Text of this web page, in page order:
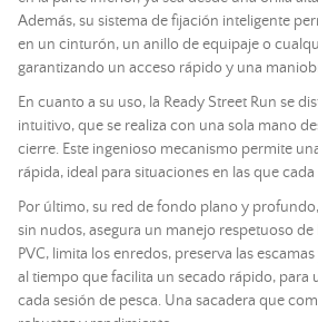
Además, su sistema de fijación inteligente
en un cinturón, un anillo de equipaje o
garantizando un acceso rápido y una
En cuanto a su uso, la Ready Street Run se
intuitivo, que se realiza con una sola mano
cierre. Este ingenioso mecanismo permite
rápida, ideal para situaciones en las que
Por último, su red de fondo plano y
sin nudos, asegura un manejo respetuoso
PVC, limita los enredos, preserva las
al tiempo que facilita un secado rápido, para
cada sesión de pesca. Una sacadera que